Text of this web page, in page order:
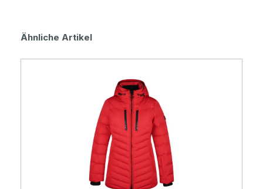
Produktgalerie überspringen
Ähnliche Artikel